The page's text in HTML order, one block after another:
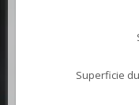
Superficie